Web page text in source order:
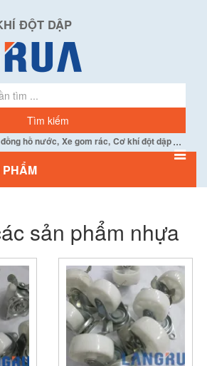
ĐỘT DẬP
hồ nước, Xe gom rác, Cơ khí đột dập...
sản phẩm nhựa